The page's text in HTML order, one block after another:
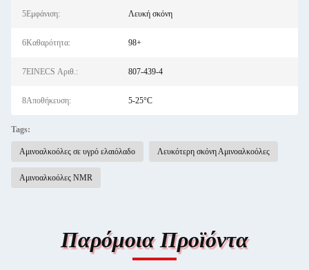
5Εμφάνιση: Λευκή σκόνη
6Καθαρότητα: 98+
7EINECS Αριθ.: 807-439-4
8Αποθήκευση: 5-25°C
Tags:
Αμινοαλκοόλες σε υγρό ελαιόλαδο Λευκότερη σκόνη Αμινοαλκοόλες
Αμινοαλκοόλες NMR
Παρόμοια Προϊόντα